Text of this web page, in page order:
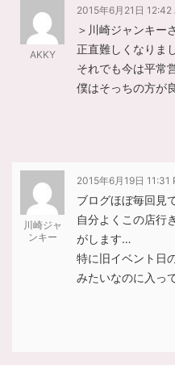
AKKY
2015年6月21日 12:42
＞川崎ジャンキー
正直難しくなりま
それでも今は平常
僕はそっちの方が
川崎ジャ
ンキー
2015年6月19日 11:31
ブログほぼ毎回見
自分よくこの店行
がします…
特に旧イベント日
みたいなのに入っ